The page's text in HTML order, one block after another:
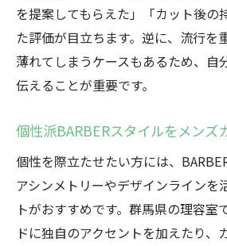
を提案してもらえた」「カット後の
た評価が目立ちます。逆に、流行を
薄れてしまうケースもあるため、自
伝えることが重要です。
個性派BARBERスタイルをメンズ
個性を際立たせたい方には、
アシンメトリーやデザインラインを
トがおすすめです。群馬県の理容室
ドに独自のアクセントを加えたり、